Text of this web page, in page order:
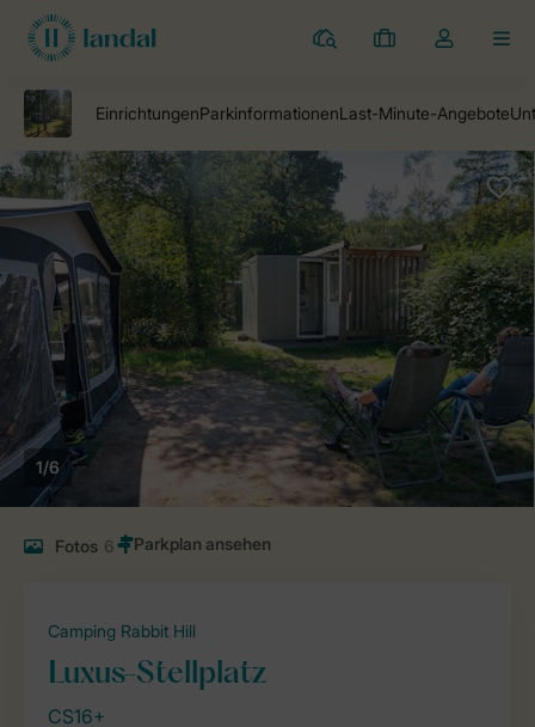
Campingplätze
Meine
Dropdown-
Kontos
öffnen
1/6
Fotos 6
Camping Rabbit Hill
Luxus-Stellplatz
CS16+